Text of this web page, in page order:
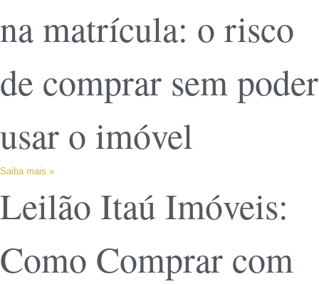
na matrícula: o risco
de comprar sem poder
usar o imóvel
Saiba mais »
Leilão Itaú Imóveis:
Como Comprar com